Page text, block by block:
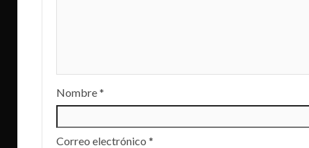
Nombre*
Correo electrónico *